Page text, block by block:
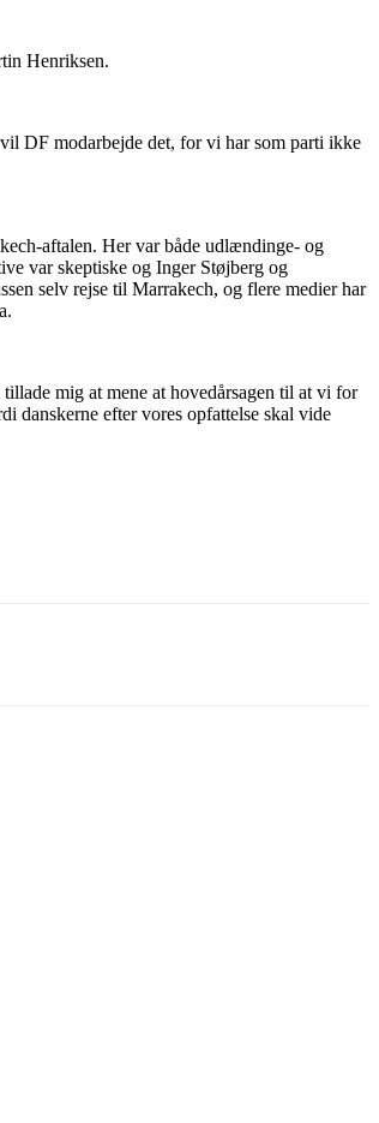
Henriksen.
DF modarbejde det, for vi har som parti ikke
aftalen. Her var både udlændinge- og
var skeptiske og Inger Støjberg og
selv rejse til Marrakech, og flere medier har
mig at mene at hovedårsagen til at vi for
danskerne efter vores opfattelse skal vide